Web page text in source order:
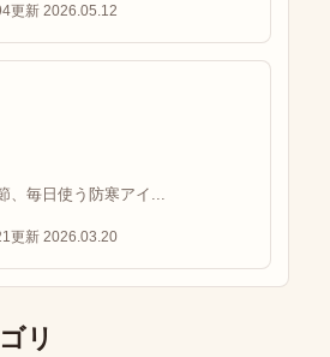
更新 2026.05.12
、毎日使う防寒アイ...
更新 2026.03.20
リ